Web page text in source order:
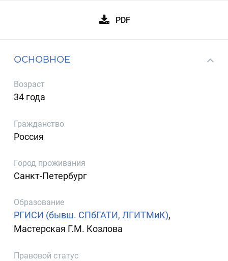
PDF
ОСНОВНОЕ
Возраст
34 года
Гражданство
Россия
Город проживания
Санкт-Петербург
Образование
РГИСИ (бывш. СПбГАТИ, ЛГИТМиК),
Мастерская Г.М. Козлова
Правовой статус